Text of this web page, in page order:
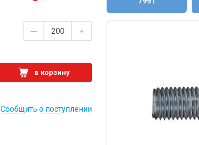
в корзину
Сообщить о поступлении